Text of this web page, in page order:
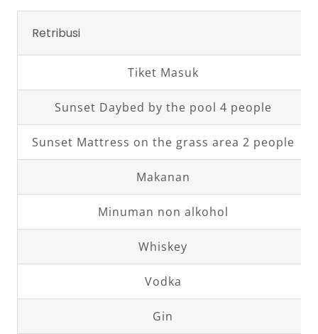
Retribusi
Tiket Masuk
Sunset Daybed by the pool 4 people
Sunset Mattress on the grass area 2 people
Makanan
Minuman non alkohol
Whiskey
Vodka
Gin